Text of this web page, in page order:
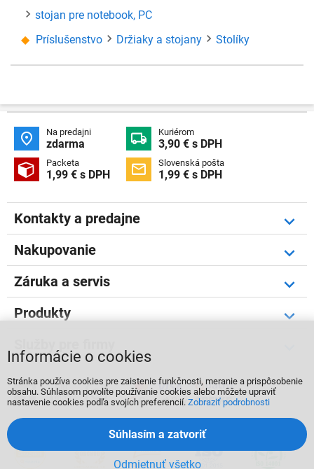
stojan pre notebook, PC
Príslušenstvo
Držiaky a stojany Stolíky
 Na predajni
zdarma  Kuriérom
3,90 € s DPH
 Packeta
1,99 € s DPH  Slovenská pošta
1,99 € s DPH
Kontakty a predajne
Nakupovanie
Záruka a servis
Produkty
  
Informácie o cookies
Stránka používa cookies pre zaistenie funkčnosti, meranie a prispôsobenie
obsahu. Súhlasom povolíte používanie cookies alebo môžete upraviť
nastavenie cookies podľa svojích preferencií. Zobraziť podrobnosti
Odmietnuť všetko
Súhlasím a zatvoriť